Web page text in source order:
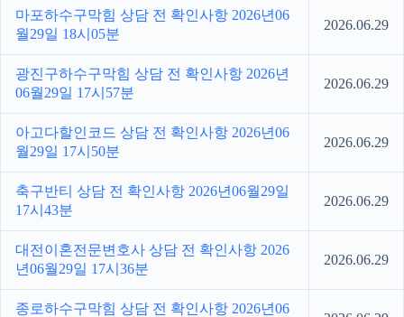
마포하수구막힘 상담 전 확인사항 2026년06
월29일 18시05분
2026.06.29
광진구하수구막힘 상담 전 확인사항 2026년
06월29일 17시57분
2026.06.29
아고다할인코드 상담 전 확인사항 2026년06
월29일 17시50분
2026.06.29
축구반티 상담 전 확인사항 2026년06월29일
17시43분
2026.06.29
대전이혼전문변호사 상담 전 확인사항 2026
년06월29일 17시36분
2026.06.29
종로하수구막힘 상담 전 확인사항 2026년06